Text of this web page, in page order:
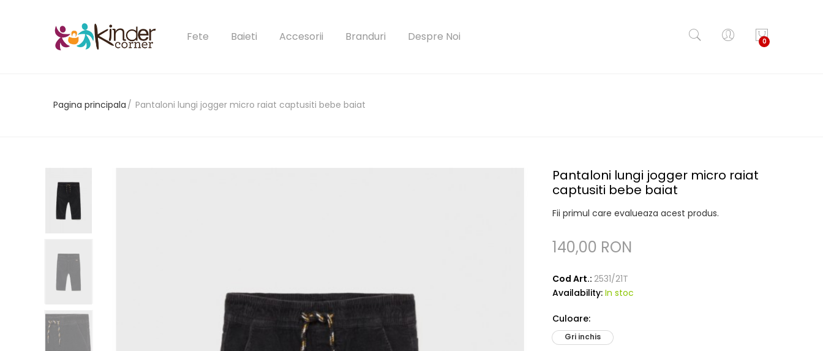
Fete Baieti Accesorii Branduri Despre Noi 0
Pagina principala Pantaloni lungi jogger micro raiat captusiti bebe baiat
Pantaloni lungi jogger micro raiat
captusiti bebe baiat
Fii primul care evalueaza acest produs.
140,00 RON
Cod Art.: 2531/21T
Availability: In stoc
Culoare:
Gri inchis